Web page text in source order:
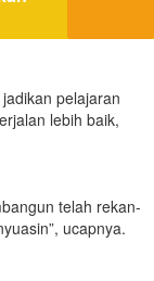
pelajaran
lebih baik,
telah rekan-
ucapnya.